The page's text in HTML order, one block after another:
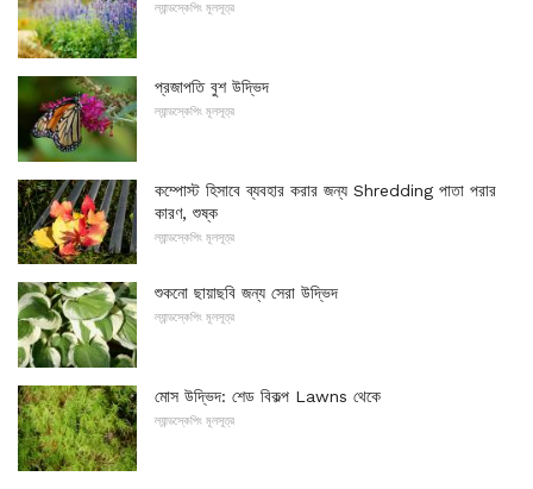
ল্যান্ডস্কেপিং মূলসূত্র
প্রজাপতি বুশ উদ্ভিদ
ল্যান্ডস্কেপিং মূলসূত্র
কম্পোস্ট হিসাবে ব্যবহার করার জন্য Shredding পাতা পরার
কারণ, শুষ্ক
ল্যান্ডস্কেপিং মূলসূত্র
শুকনো ছায়াছবি জন্য সেরা উদ্ভিদ
ল্যান্ডস্কেপিং মূলসূত্র
মোস উদ্ভিদ: শেড বিকল্প Lawns থেকে
ল্যান্ডস্কেপিং মূলসূত্র